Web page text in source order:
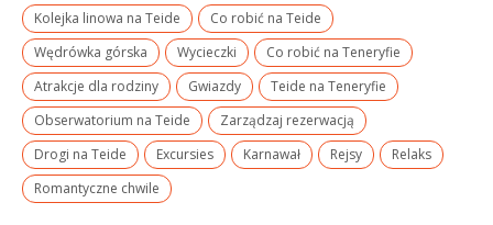
Kolejka linowa na Teide
Co robić na Teide
Wędrówka górska
Wycieczki
Co robić na Teneryfie
Atrakcje dla rodziny
Gwiazdy
Teide na Teneryfie
Obserwatorium na Teide
Zarządzaj rezerwacją
Drogi na Teide
Excursies Karnawał Rejsy
Relaks
Romantyczne chwile